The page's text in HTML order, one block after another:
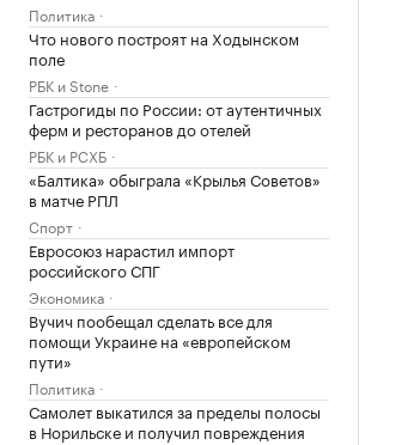
Политика
Что нового построят на Ходынском
поле
РБК и Stone
Гастрогиды по России: от аутентичных
ферм и ресторанов до отелей
РБК и РСХБ
«Балтика» обыграла «Крылья Советов»
в матче РПЛ
Спорт
Евросоюз нарастил импорт
российского СПГ
Экономика
Вучич пообещал сделать все для
помощи Украине на «европейском
пути»
Политика
Самолет выкатился за пределы полосы
в Норильске и получил повреждения